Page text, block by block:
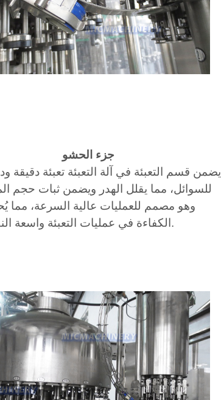
جزء الحشو
يضمن قسم التعبئة في آلة التعبئة تعبئة دقيقة
للسوائل، مما يقلل الهدر ويضمن ثبات حجم
وهو مصمم للعمليات عالية السرعة، مما
الكفاءة في عمليات التعبئة واسعة النطاق.